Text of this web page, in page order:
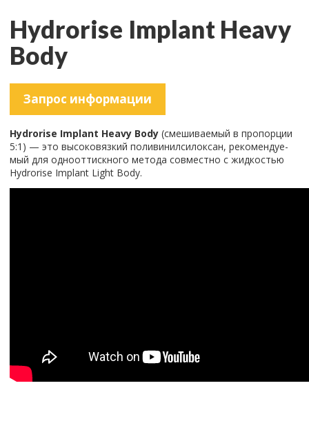
Hydrorise Implant Heavy
Body
За­прос ин­фор­ма­ции
Hydrorise Implant Heavy Body (сме­ши­ва­е­мый в про­пор­ции
5:1) — это вы­со­ко­вяз­кий по­ли­ви­нил­си­лок­сан, ре­ко­мен­ду­е­
мый для од­но­от­тиск­но­го ме­то­да сов­мест­но с жид­ко­стью
Hydrorise Implant Light Body.